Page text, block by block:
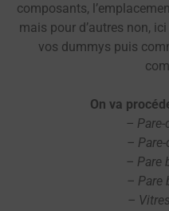
composants,
mais pour d’autres non,
vos dummys puis
On va
–
–
– Pare
– Pare
–